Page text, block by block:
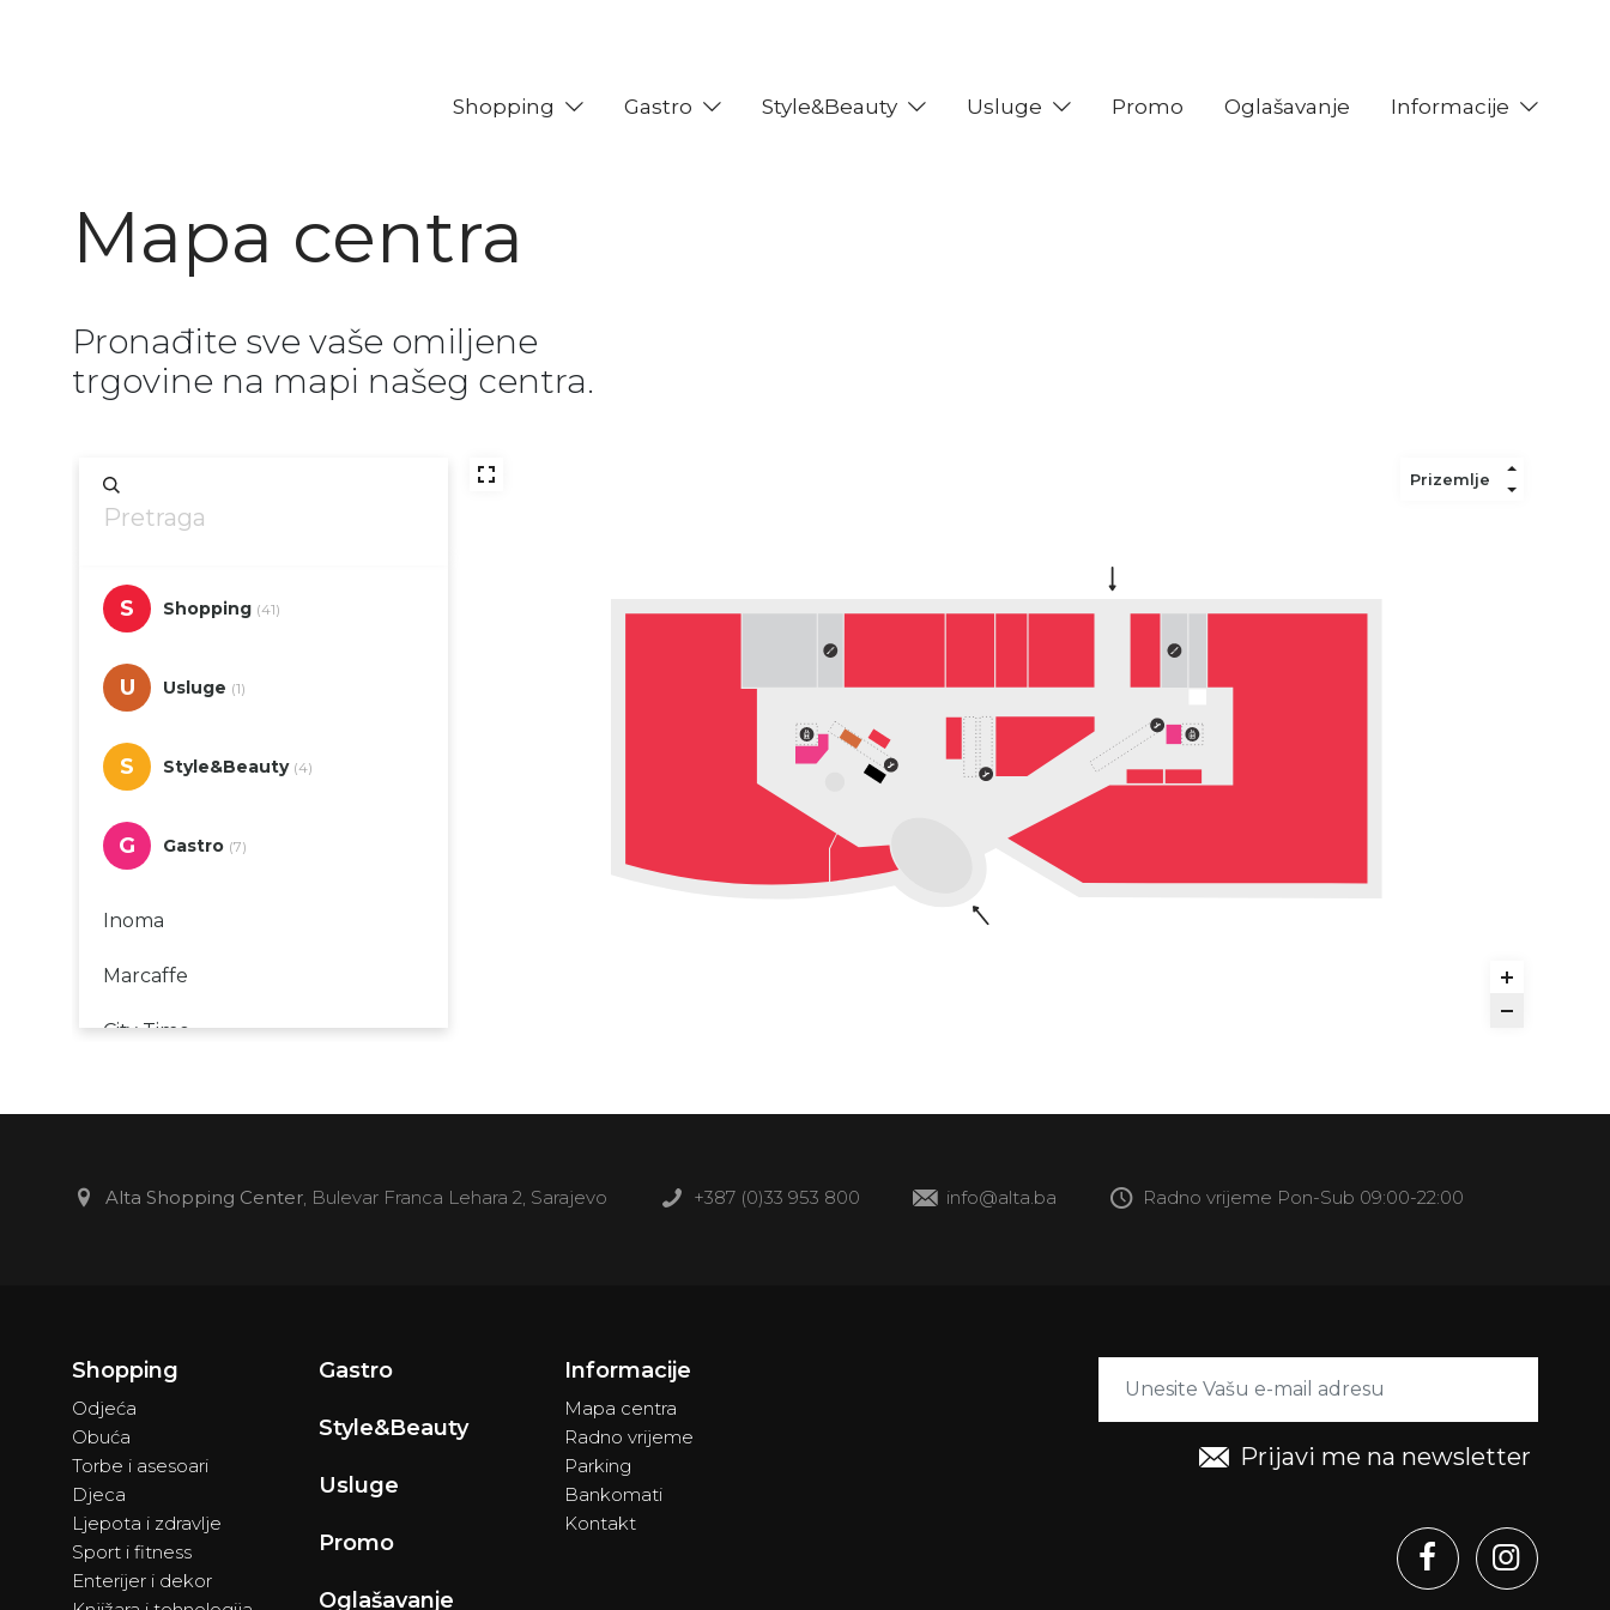
Shopping Gastro Style&Beauty Usluge Promo Oglašavanje Informacije
Mapa centra
Pronađite sve vaše omiljene
trgovine na mapi našeg centra.
S Shopping (41)
U Usluge (1)
S Style&Beauty (4)
G Gastro (7)
Inoma
Marcaffe
City Time
Deichmann
Pandora
Case Gallery
HI
Maison Coco
Alta Shopping Center, Bulevar Franca Lehara 2, Sarajevo +387 (0)33 953 800 info@alta.ba Radno vrijeme Pon-Sub 09:00-22:00
Prijavi me na newsletter
Shopping
Odjeća
Obuća
Torbe i asesoari
Djeca
Ljepota i zdravlje
Sport i fitness
Enterijer i dekor
Gastro
Style&Beauty
Usluge
Promo
Oglašavanje
Informacije
Mapa centra
Radno vrijeme
Parking
Bankomati
Kontakt